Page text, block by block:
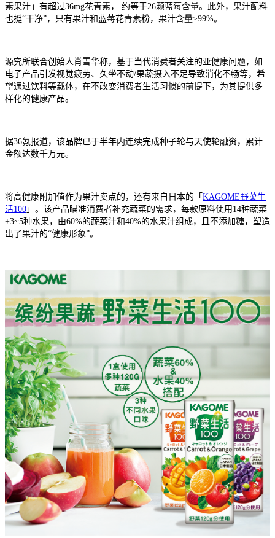
素果汁」有超过36mg花青素， 约等于26颗蓝莓含量。此外，果汁配料
也挺“干净”，只有果汁和蓝莓花青素粉，果汁含量≥99%。
源究所联合创始人肖雪华称，基于当代消费者关注的亚健康问题，如
电子产品引发视觉疲劳、久坐不动/果蔬摄入不足导致消化不畅等，希
望通过饮料等载体，在不改变消费者生活习惯的前提下，为其提供多
样化的健康产品。
据36氪报道，该品牌已于半年内连续完成种子轮与天使轮融资，累计
金额达数千万元。
将高健康附加值作为果汁卖点的，还有来自日本的「 KAGOME野菜生
活100 」。该产品瞄准消费者补充蔬菜的需求，每款原料使用14种蔬菜
+3~5种水果，由60%的蔬菜汁和40%的水果汁组成，且不添加糖，塑造
出了果汁的“健康形象”。